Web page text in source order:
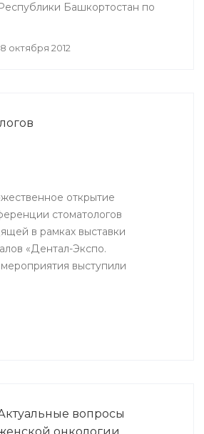
Республики Башкортостан по
состоялась научно-практическая
Медицинским
октября 2012
открытие
стоматологов
в рамках выставки
«Дентал-Экспо.
выступили
вопросы